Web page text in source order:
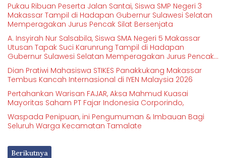
Pukau Ribuan Peserta Jalan Santai, Siswa SMP Negeri 3
Makassar Tampil di Hadapan Gubernur Sulawesi Selatan
Memperagakan Jurus Pencak Silat Bersenjata
A. Insyirah Nur Salsabila, Siswa SMA Negeri 5 Makassar
Utusan Tapak Suci Karunrung Tampil di Hadapan
Gubernur Sulawesi Selatan Memperagakan Jurus Pencak
Silat
Dian Pratiwi Mahasiswa STIKES Panakkukang Makassar
Tembus Kancah Internasional di IYEN Malaysia 2026
Pertahankan Warisan FAJAR, Aksa Mahmud Kuasai
Mayoritas Saham PT Fajar Indonesia Corporindo,
Waspada Penipuan, ini Pengumuman & Imbauan Bagi
Seluruh Warga Kecamatan Tamalate
Berikutnya